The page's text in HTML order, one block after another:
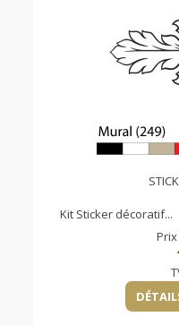
Kit Sticker décoratif...
Prix